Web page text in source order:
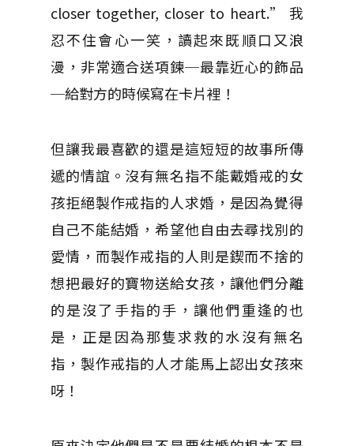
closer together, closer to heart.” 我
忍不住會心一笑，讀起來既順口又浪
漫，非常適合送項鍊─最靠近心的飾品
─給對方的時候寫在卡片裡！
但讓我最喜歡的還是這短短的故事所傳
遞的情誼。沒有無名指不能戴婚戒的女
孩拒絕製作戒指的人求婚，是因為覺得
自己不能結婚，希望他自由去尋找別的
愛情，而製作戒指的人則是鍥而不捨的
想把最好的寶物送給女孩，讓他們分離
的是沒了手指的手，讓他們重逢的也
是，正是因為那隻求救的水沒有無名
指，製作戒指的人才能馬上認出女孩來
呀！